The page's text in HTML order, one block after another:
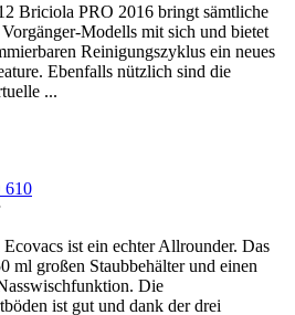
Briciola PRO 2016 bringt sämtliche
Modells mit sich und bietet
Reinigungszyklus ein neues
Ebenfalls nützlich sind die
...
610
ist ein echter Allrounder. Das
ml großen Staubbehälter und einen
Die
ist gut und dank der drei